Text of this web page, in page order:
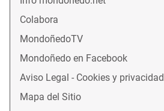
Colabora
MondoñedoTV
Mondoñedo en Facebook
Aviso Legal - Cookies y privacidad
Mapa del Sitio